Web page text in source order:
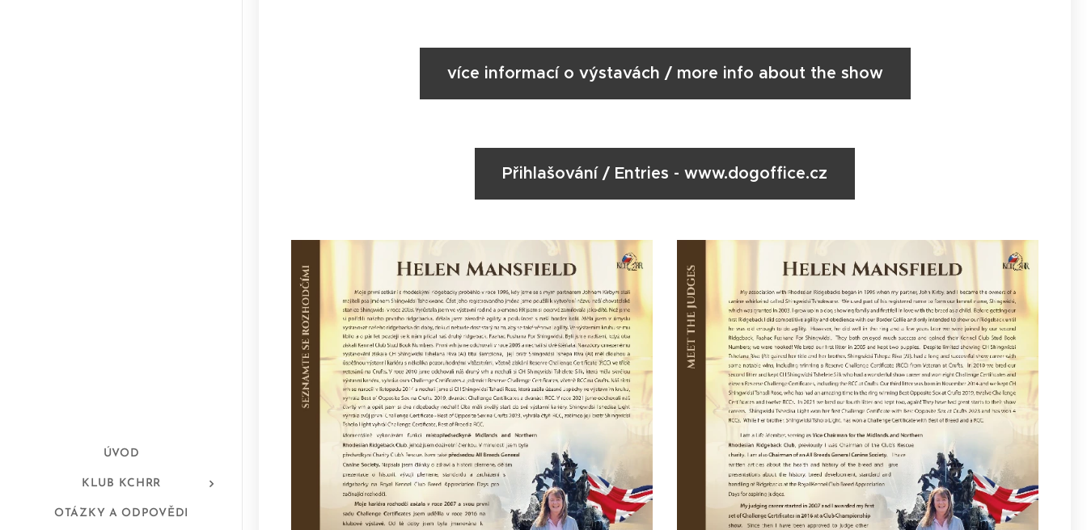
ÚVOD
KLUB KCHRR
OTÁZKY A ODPOVĚDI
více informací o výstavách / more info about the show
Přihlašování / Entries - www.dogoffice.cz